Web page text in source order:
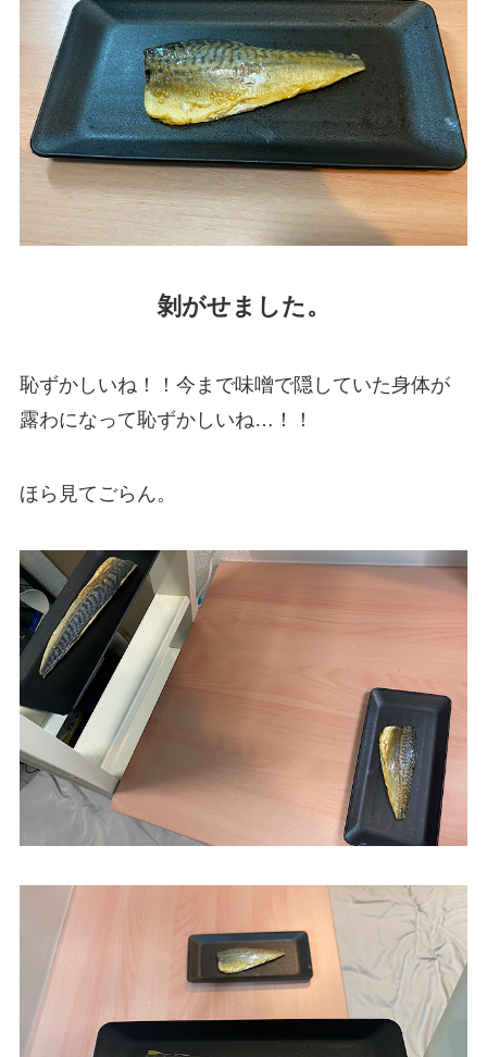
剝がせました。
恥ずかしいね！！今まで味噌で隠していた身体が
露わになって恥ずかしいね…！！
ほら見てごらん。